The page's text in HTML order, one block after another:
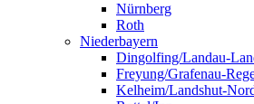
Nürnberg
Roth
Niederbayern
Dingolfing/Landau-
Freyung/Grafenau-
Kelheim/Landshut-